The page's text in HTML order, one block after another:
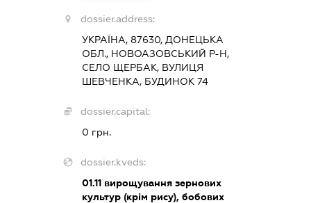
dossier.address:
УКРАЇНА, 87630, ДОНЕЦЬКА
ОБЛ., НОВОАЗОВСЬКИЙ Р-Н,
СЕЛО ЩЕРБАК, ВУЛИЦЯ
ШЕВЧЕНКА, БУДИНОК 74
dossier.capital:
0 грн.
dossier.kveds:
01.11вирощування зернових
культур (крім рису), бобових